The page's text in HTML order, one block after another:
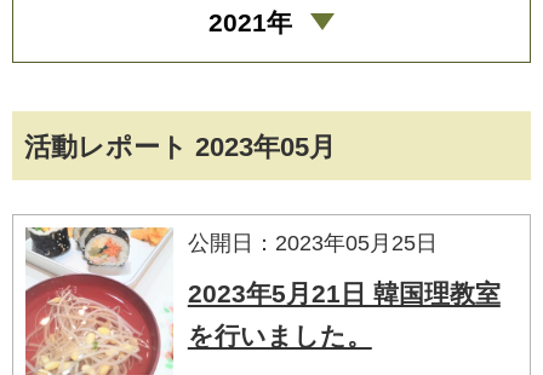
活動レポート 2023年05月
公開日：2023年05月25日
2023年5月21日 韓国理教室
を行いました。
2021年